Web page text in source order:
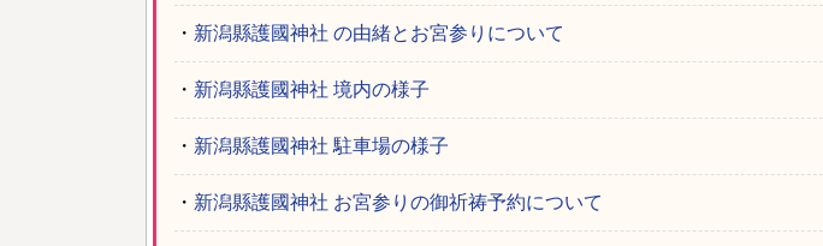
・ 新潟縣護國神社 の由緒とお宮参りについて
・ 新潟縣護國神社 境内の様子
・ 新潟縣護國神社 駐車場の様子
・ 新潟縣護國神社 お宮参りの御祈祷予約について